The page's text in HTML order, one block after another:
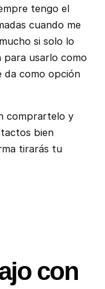
tengo el
cuando me
si solo lo
para usarlo como
da como opción
comprartelo y
bien
tirarás tu
con